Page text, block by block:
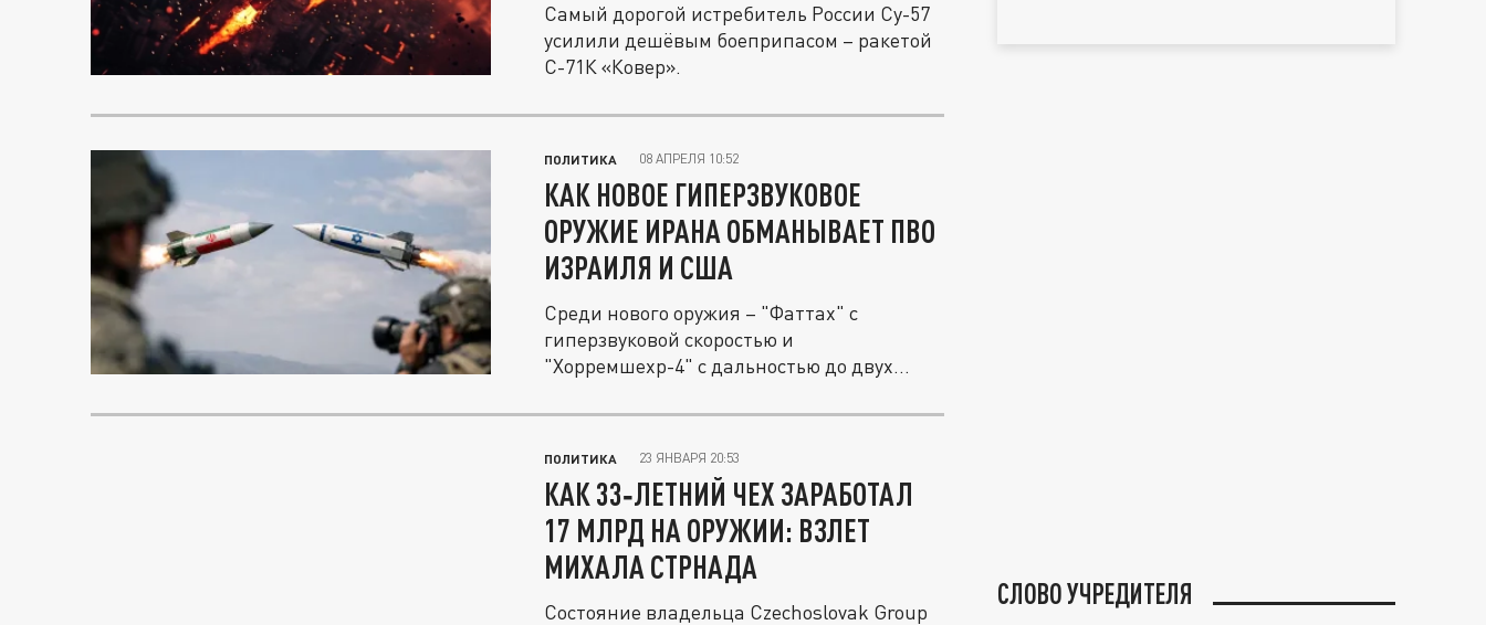
Самый дорогой истребитель России Су-57
усилили дешёвым боеприпасом – ракетой
С-71К «Ковер».
ПОЛИТИКА 08 АПРЕЛЯ 10:52
КАК НОВОЕ ГИПЕРЗВУКОВОЕ
ОРУЖИЕ ИРАНА ОБМАНЫВАЕТ ПВО
ИЗРАИЛЯ И США
Среди нового оружия – "Фаттах" с
гиперзвуковой скоростью и
"Хорремшехр-4" с дальностью до двух
ПОЛИТИКА 23 ЯНВАРЯ 20:53
КАК 33‑ЛЕТНИЙ ЧЕХ ЗАРАБОТАЛ
17 МЛРД НА ОРУЖИИ: ВЗЛЕТ
МИХАЛА СТРНАДА
Состояние владельца Czechoslovak Group
СЛОВО УЧРЕДИТЕЛЯ